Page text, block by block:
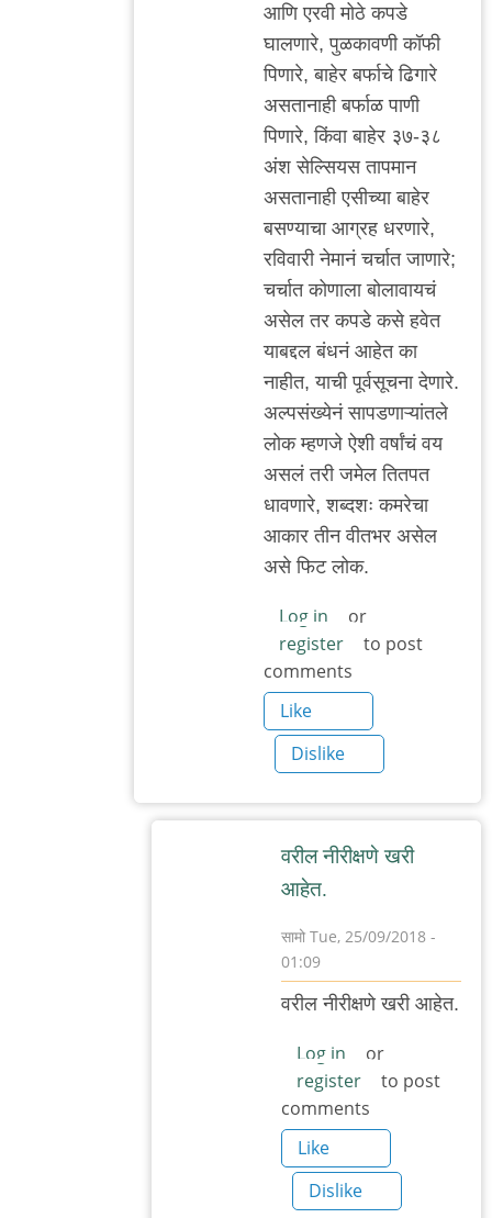
आणि एरवी मोठे कपडे
घालणारे, पुळकावणी कॉफी
पिणारे, बाहेर बर्फाचे ढिगारे
असतानाही बर्फाळ पाणी
पिणारे, किंवा बाहेर ३७-३८
अंश सेल्सियस तापमान
असतानाही एसीच्या बाहेर
बसण्याचा आग्रह धरणारे,
रविवारी नेमानं चर्चात जाणारे;
चर्चात कोणाला बोलावायचं
असेल तर कपडे कसे हवेत
याबद्दल बंधनं आहेत का
नाहीत, याची पूर्वसूचना देणारे.
अल्पसंख्येनं सापडणाऱ्यांतले
लोक म्हणजे ऐशी वर्षांचं वय
असलं तरी जमेल तितपत
धावणारे, शब्दशः कमरेचा
आकार तीन वीतभर असेल
असे फिट लोक.
Log in
or
register
to post
comments
Like
Dislike
वरील नीरीक्षणे खरी
आहेत.
सामो Tue, 25/09/2018 -
01:09
In
अमेरिकन
खाद्यसंस्कृती
by
३_१४
विक्षिप्त
वरील नीरीक्षणे खरी आहेत.
Log in
or
register
to post
comments
Like
Dislike